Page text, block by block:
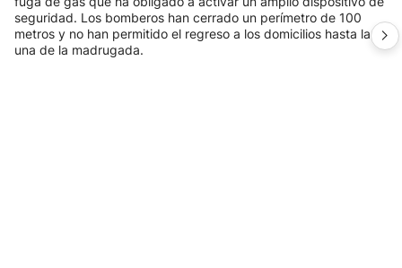
seguridad. Los bomberos han cerrado un perímetro de 100
metros y no han permitido el regreso a los domicilios hasta la
una de la madrugada.